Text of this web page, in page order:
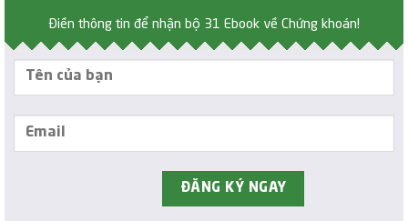
Điền thông tin để nhận bộ 31 Ebook về Chứng khoán!